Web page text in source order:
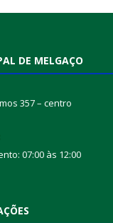
DE MELGAÇO
357 – centro
07:00 às 12:00